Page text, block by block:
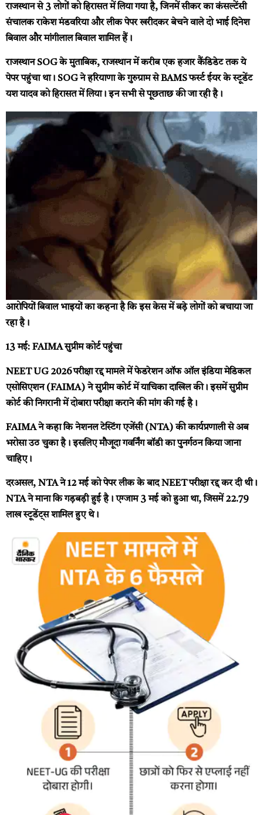
राजस्थान से 3 लोगों को हिरासत में लिया गया है, जिनमें सीकर का कंसल्टेंसी
संचालक राकेश मंडवरिया और लीक पेपर खरीदकर बेचने वाले दो भाई दिनेश
बिवाल और मांगीलाल बिवाल शामिल हैं।
राजस्थान SOG के मुताबिक, राजस्थान में करीब एक हजार कैंडिडेट तक ये
पेपर पहुंचा था। SOG ने हरियाणा के गुरुग्राम से BAMS फर्स्ट ईयर के स्टूडेंट
यश यादव को हिरासत में लिया। इन सभी से पूछताछ की जा रही है।
आरोपियों बिवाल भाइयों का कहना है कि इस केस में बड़े लोगों को बचाया जा
रहा है।
13 मई: FAIMA सुप्रीम कोर्ट पहुंचा
NEET UG 2026 परीक्षा रद्द मामले में फेडरेशन ऑफ ऑल इंडिया मेडिकल
एसोसिएशन (FAIMA) ने सुप्रीम कोर्ट में याचिका दाखिल की। इसमें सुप्रीम
कोर्ट की निगरानी में दोबारा परीक्षा कराने की मांग की गई है।
FAIMA ने कहा कि नेशनल टेस्टिंग एजेंसी (NTA) की कार्यप्रणाली से अब
भरोसा उठ चुका है। इसलिए मौजूदा गवर्निंग बॉडी का पुनर्गठन किया जाना
चाहिए।
दरअसल, NTA ने 12 मई को पेपर लीक के बाद NEET परीक्षा रद्द कर दी थी।
NTA ने माना कि गड़बड़ी हुई है। एग्जाम 3 मई को हुआ था, जिसमें 22.79
लाख स्टूडेंट्स शामिल हुए थे।